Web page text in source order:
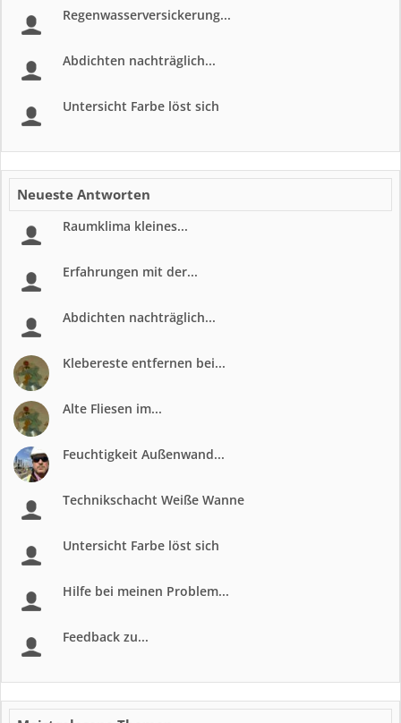
Regenwasserversickerung...
Abdichten nachträglich...
Untersicht Farbe löst sich
Neueste Antworten
Raumklima kleines...
Erfahrungen mit der...
Abdichten nachträglich...
Klebereste entfernen bei...
Alte Fliesen im...
Feuchtigkeit Außenwand...
Technikschacht Weiße Wanne
Untersicht Farbe löst sich
Hilfe bei meinen Problem...
Feedback zu...